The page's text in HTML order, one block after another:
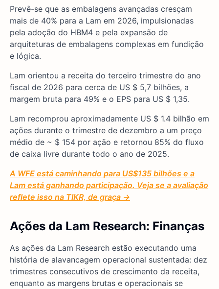
Prevê-se que as embalagens avançadas cresçam
mais de 40% para a Lam em 2026, impulsionadas
pela adoção do HBM4 e pela expansão de
arquiteturas de embalagens complexas em fundição
e lógica.
Lam orientou a receita do terceiro trimestre do ano
fiscal de 2026 para cerca de US $ 5,7 bilhões, a
margem bruta para 49% e o EPS para US $ 1,35.
Lam recomprou aproximadamente US $ 1.4 bilhão em
ações durante o trimestre de dezembro a um preço
médio de ~ $ 154 por ação e retornou 85% do fluxo
de caixa livre durante todo o ano de 2025.
A WFE está caminhando para US$135 bilhões e a
Lam está ganhando participação. Veja se a avaliação
reflete isso na TIKR, de graça →
Ações da Lam Research: Finanças
As ações da Lam Research estão executando uma
história de alavancagem operacional sustentada: dez
trimestres consecutivos de crescimento da receita,
enquanto as margens brutas e operacionais se